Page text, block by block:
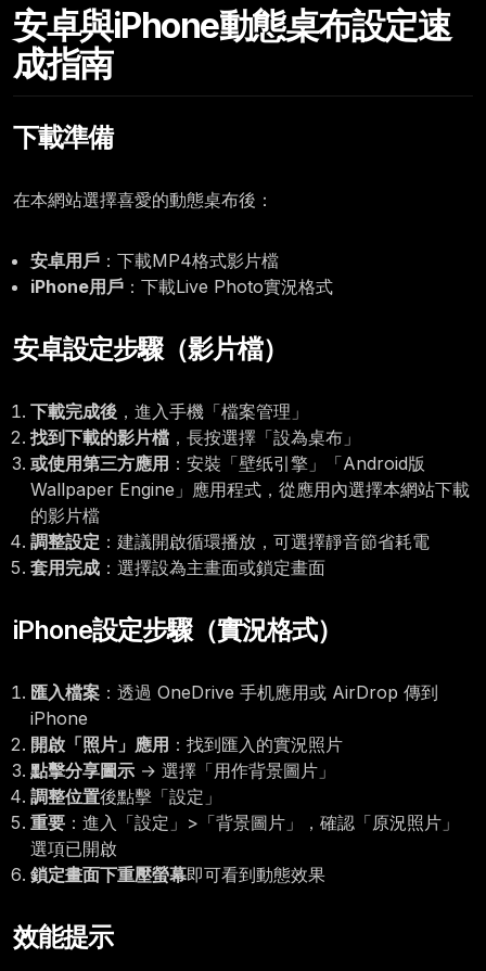
Friday, July 24
12:00
安卓與iPhone動態桌布設定速
成指南
下載準備
在本網站選擇喜愛的動態桌布後：
安卓用戶 ：下載MP4格式影片檔
iPhone用戶 ：下載Live Photo實況格式
安卓設定步驟（影片檔）
下載完成後 ，進入手機「檔案管理」
找到下載的影片檔 ，長按選擇「設為桌布」
或使用第三方應用 ：安裝「壁纸引擎」「Android版
Wallpaper Engine」應用程式，從應用內選擇本網站下載
的影片檔
調整設定 ：建議開啟循環播放，可選擇靜音節省耗電
套用完成 ：選擇設為主畫面或鎖定畫面
iPhone設定步驟（實況格式）
匯入檔案 ：透過 OneDrive 手机應用或 AirDrop 傳到
iPhone
開啟「照片」應用 ：找到匯入的實況照片
點擊分享圖示 → 選擇「用作背景圖片」
調整位置後點擊「設定」
重要 ：進入「設定」>「背景圖片」，確認「原況照片」
選項已開啟
鎖定畫面下重壓螢幕即可看到動態效果
效能提示